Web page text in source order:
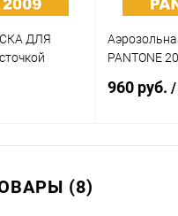
ДЛЯ
PANTONE
960 руб.
(8)